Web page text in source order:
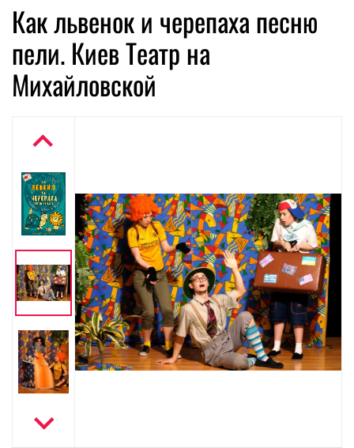
Как львенок и черепаха песню
пели. Киев Театр на
Михайловской